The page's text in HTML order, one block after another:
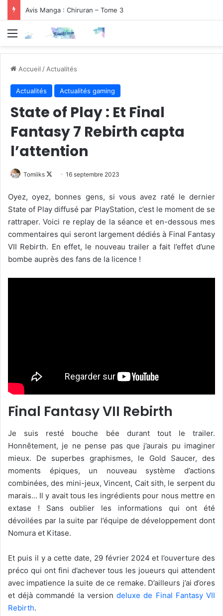
Avis Manga : Chiruran – Tome 3
Menu
Accueil / Actualités
Actualités Actualités gaming
State of Play : Et Final
Fantasy 7 Rebirth capta
l’attention
Tomiiks
Follow16 septembre 2023
Oyez, oyez, bonnes gens, si vous avez raté le dernier
State of Play diffusé par PlayStation, c’est le moment de se
rattraper. Voici re replay de la séance et en-dessous mes
commentaires qui seront largement dédiés à Final Fantasy
VII Rebirth. En effet, le nouveau trailer a fait l’effet d’une
bombe auprès des fans de la licence !
Final Fantasy VII Rebirth
Je suis resté bouche bée durant tout le trailer.
Honnêtement, je ne pense pas que j’aurais pu imaginer
mieux. De superbes graphismes, le Gold Saucer, des
moments épiques, un nouveau système d’actions
combinées, des mini-jeux, Vincent, Cait sith, le serpent du
marais… Il y avait tous les ingrédients pour nous mettre en
extase ! Sans oublier les informations qui ont été
dévoilées par la suite par l’équipe de développement dont
Nomura et Kitase.
Et puis il y a cette date, 29 février 2024 et l’ouverture des
préco qui ont fini d’achever tous les joueurs qui attendent
avec impatience la suite de ce remake. D’ailleurs j’ai d’ores
et déjà commandé la versiondeluxe de Final Fantasy VII
Rebirth.